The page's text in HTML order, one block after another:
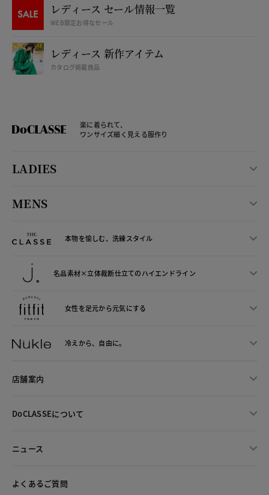
レディース セール情報一覧
WEB限定お得なセール
レディース 新作アイテム
カタログ掲載商品
楽に着られて、
ワンサイズ細く見える服作り
LADIES
MENS
本物を愉しむ、洗練スタイル
名品素材×立体裁断仕立てのハイエンドライン
女性を足元から元気にする
冷えから、 自由に。
店舗案内
DoCLASSEについて
ニュース
よくあるご質問